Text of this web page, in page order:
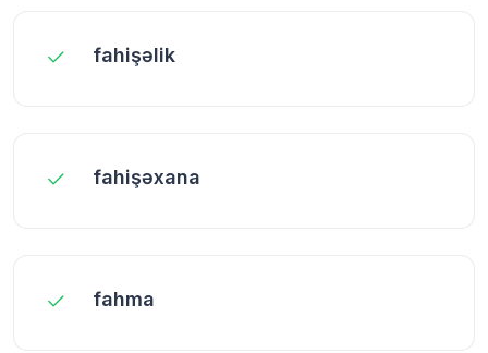
fahişəlik
fahişəxana
fahma